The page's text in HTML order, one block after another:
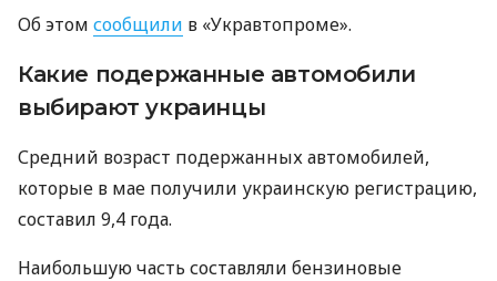
Об этом сообщили в «Укравтопроме».
Какие подержанные автомобили
выбирают украинцы
Средний возраст подержанных автомобилей,
которые в мае получили украинскую регистрацию,
составил 9,4 года.
Наибольшую часть составляли бензиновые